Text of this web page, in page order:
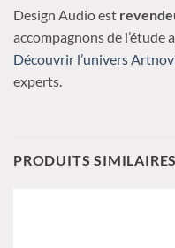
Design Audio est
accompagnons de
Découvrir l’univers
experts.
PRODUITS SIMILAIRES